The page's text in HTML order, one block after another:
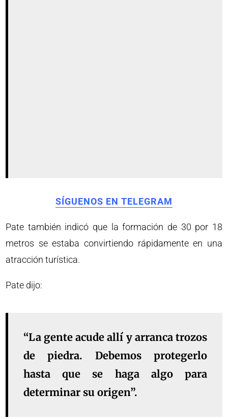
SÍGUENOS EN TELEGRAM
Pate también indicó que la formación de 30 por 18
metros se estaba convirtiendo rápidamente en una
atracción turística.
Pate dijo:
“La gente acude allí y arranca trozos
de piedra. Debemos protegerlo
hasta que se haga algo para
determinar su origen”.